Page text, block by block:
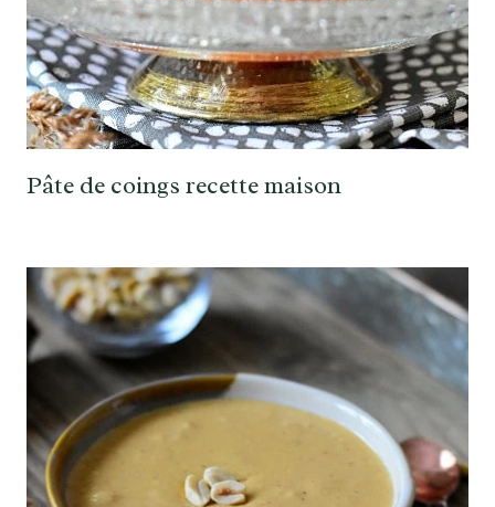
Pâte de coings recette maison